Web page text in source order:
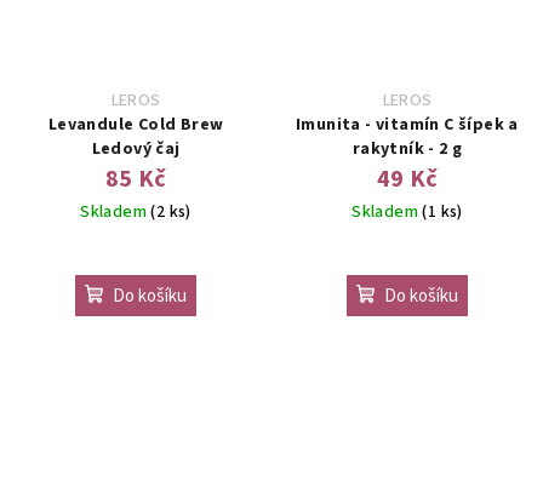
LEROS
Levandule Cold Brew
Ledový čaj
85 Kč
Skladem(2 ks)
Do košíku
LEROS
Imunita - vitamín C šípek a
rakytník - 2 g
49 Kč
Skladem(1 ks)
Do košíku